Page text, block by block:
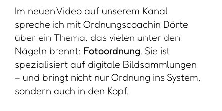
Im neuen Video auf unserem Kanal
spreche ich mit Ordnungscoachin Dörte
über ein Thema, das vielen unter den
Nägeln brennt: Fotoordnung. Sie ist
spezialisiert auf digitale Bildsammlungen
– und bringt nicht nur Ordnung ins System,
sondern auch in den Kopf.